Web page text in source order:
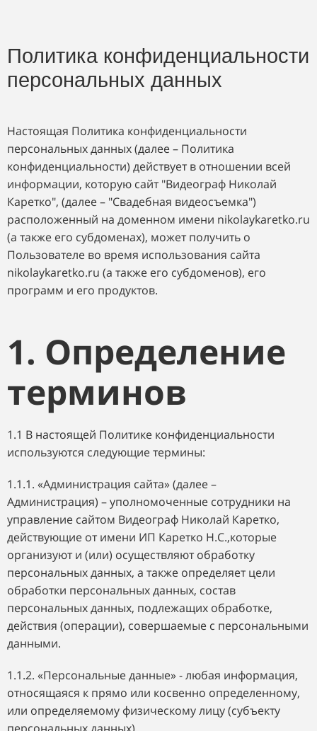
Политика конфиденциальности
персональных данных
Настоящая Политика конфиденциальности
персональных данных (далее – Политика
конфиденциальности) действует в отношении всей
информации, которую сайт "Видеограф Николай
Каретко", (далее – "Свадебная видеосъемка")
расположенный на доменном имени nikolaykaretko.ru
(а также его субдоменах), может получить о
Пользователе во время использования сайта
nikolaykaretko.ru (а также его субдоменов), его
программ и его продуктов.
1. Определение
терминов
1.1 В настоящей Политике конфиденциальности
используются следующие термины:
1.1.1. «Администрация сайта» (далее –
Администрация) – уполномоченные сотрудники на
управление сайтом Видеограф Николай Каретко,
действующие от имени ИП Каретко Н.С.,которые
организуют и (или) осуществляют обработку
персональных данных, а также определяет цели
обработки персональных данных, состав
персональных данных, подлежащих обработке,
действия (операции), совершаемые с персональными
данными.
1.1.2. «Персональные данные» - любая информация,
относящаяся к прямо или косвенно определенному,
или определяемому физическому лицу (субъекту